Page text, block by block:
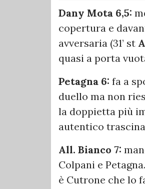
Dany Mota 6,5:
copertura e
avversaria (31’ st
quasi a porta
Petagna 6: fa a
duello ma non
la doppietta più
autentico
All. Bianco 7:
Colpani e
è Cutrone che lo